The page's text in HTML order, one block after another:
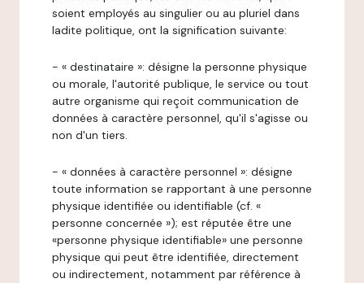
soient employés au singulier ou au pluriel dans
ladite politique, ont la signification suivante:
- « destinataire »: désigne la personne physique
ou morale, l'autorité publique, le service ou tout
autre organisme qui reçoit communication de
données à caractère personnel, qu'il s'agisse ou
non d'un tiers.
- « données à caractère personnel »: désigne
toute information se rapportant à une personne
physique identifiée ou identifiable (cf. «
personne concernée »); est réputée être une
«personne physique identifiable» une personne
physique qui peut être identifiée, directement
ou indirectement, notamment par référence à